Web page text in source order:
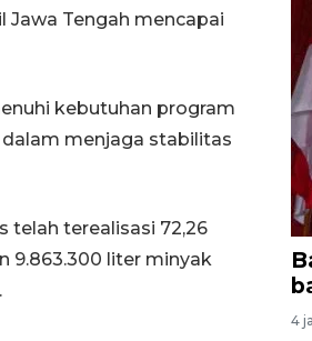
Jawa Tengah mencapai
kebutuhan program
menjaga stabilitas
telah terealisasi 72,26
9.863.300 liter minyak
4